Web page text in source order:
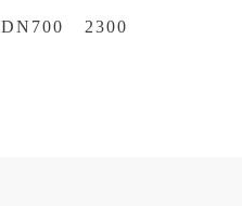
DN700 2300